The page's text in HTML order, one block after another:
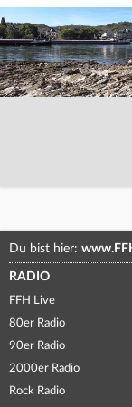
Du bist hier:
RADIO
FFH Live
80er Radio
90er Radio
2000er Radio
Rock Radio